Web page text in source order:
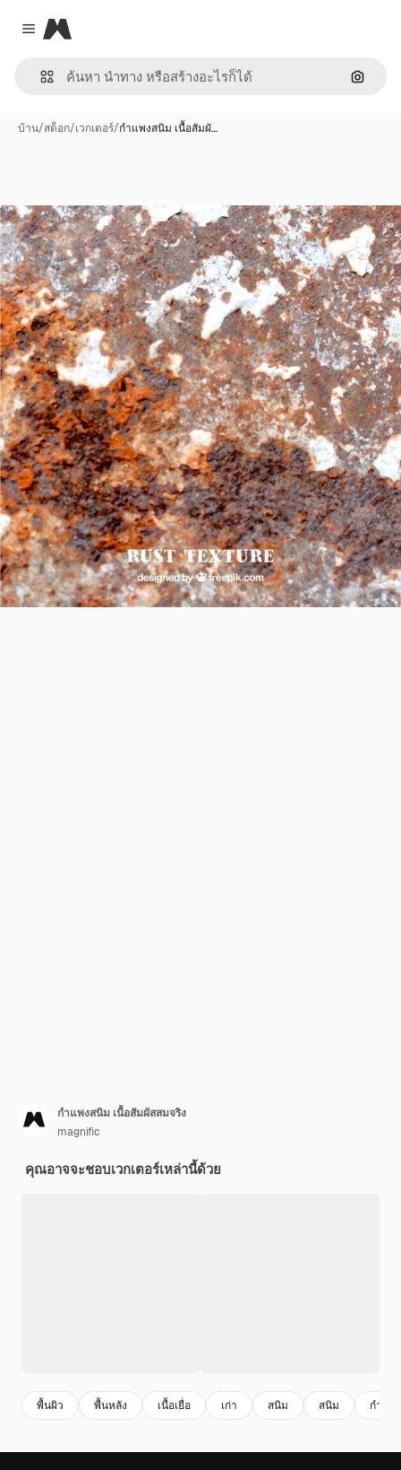
Close menu
Magnific
ค้นหา
บ้าน/สต็อก/เวกเตอร์/กำแพงสนิม เนื้อสัมผั…
กำแพงสนิม เนื้อสัมผัสสมจริง
magnific
คุณอาจจะชอบเวกเตอร์เหล่านี้ด้วย
พื้นผิว พื้นหลัง เนื้อเยื่อ เก่า สนิม สนิม กําแพง